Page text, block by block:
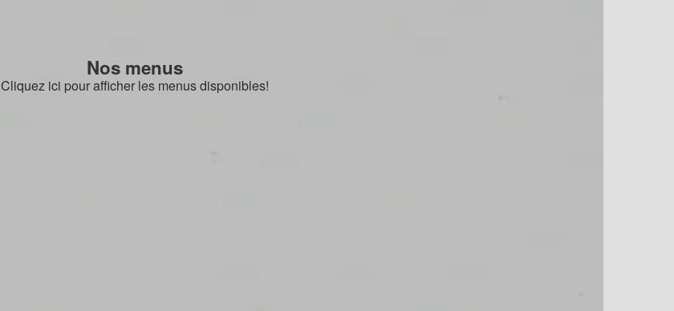
Nos menus
Cliquez ici pour afficher les menus disponibles!